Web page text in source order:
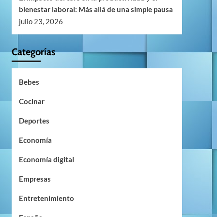
bienestar laboral: Más allá de una simple pausa
julio 23, 2026
Categorías
Bebes
Cocinar
Deportes
Economía
Economía digital
Empresas
Entretenimiento